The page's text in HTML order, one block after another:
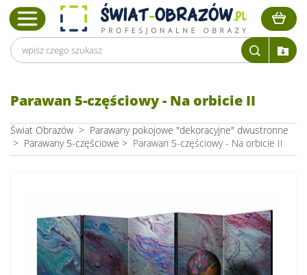
Parawan 5-częściowy - Na orbicie II
Świat Obrazów > Parawany pokojowe "dekoracyjne" dwustronne
> Parawany 5-częściowe > Parawan 5-częściowy - Na orbicie II